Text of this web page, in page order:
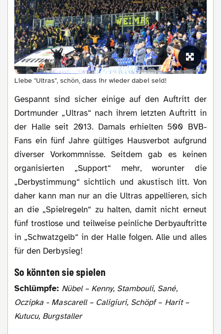
Liebe "Ultras", schön, dass ihr wieder dabei seid!
Gespannt sind sicher einige auf den Auftritt der
Dortmunder „Ultras“ nach ihrem letzten Auftritt in
der Halle seit 2013. Damals erhielten 500 BVB-
Fans ein fünf Jahre gültiges Hausverbot aufgrund
diverser Vorkommnisse. Seitdem gab es keinen
organisierten „Support“ mehr, worunter die
„Derbystimmung“ sichtlich und akustisch litt. Von
daher kann man nur an die Ultras appellieren, sich
an die „Spielregeln“ zu halten, damit nicht erneut
fünf trostlose und teilweise peinliche Derbyauftritte
in „Schwatzgelb“ in der Halle folgen. Alle und alles
für den Derbysieg!
So könnten sie spielen
Schlümpfe: Nübel – Kenny, Stambouli, Sané,
Oczipka - Mascarell – Caligiuri, Schöpf – Harit –
Kutucu, Burgstaller